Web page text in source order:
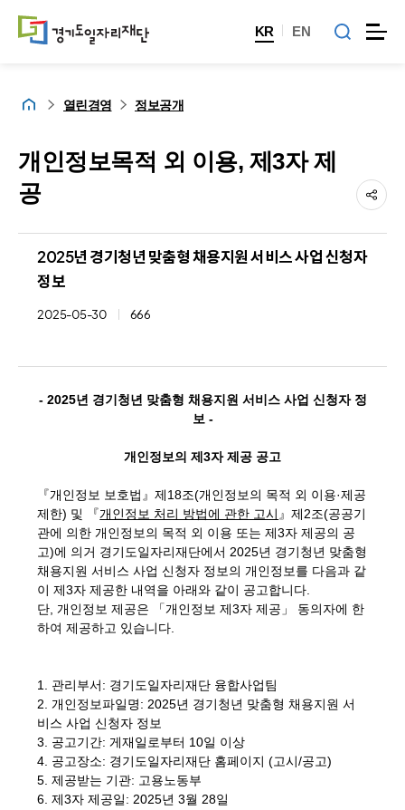
KR EN
홈 열린경영 정보공개
개인정보목적 외 이용, 제3자 제
공
2025년 경기청년 맞춤형 채용지원 서비스 사업 신청자
정보
2025-05-30 666
- 2025년 경기청년 맞춤형 채용지원 서비스 사업 신청자 정
보 -
개인정보의 제3자 제공 공고
『개인정보 보호법』제18조(개인정보의 목적 외 이용·제공
제한) 및 『 개인정보 처리 방법에 관한 고시 』제2조(공공기
관에 의한 개인정보의 목적 외 이용 또는 제3자 제공의 공
고)에 의거 경기도일자리재단에서 2025년 경기청년 맞춤형
채용지원 서비스 사업 신청자 정보의 개인정보를 다음과 같
이 제3자 제공한 내역을 아래와 같이 공고합니다.
단, 개인정보 제공은 「개인정보 제3자 제공」 동의자에 한
하여 제공하고 있습니다.
1. 관리부서: 경기도일자리재단 융합사업팀
2. 개인정보파일명: 2025년 경기청년 맞춤형 채용지원 서
비스 사업 신청자 정보
3. 공고기간: 게재일로부터 10일 이상
4. 공고장소: 경기도일자리재단 홈페이지 (고시/공고)
5. 제공받는 기관: 고용노동부
6. 제3자 제공일: 2025년 3월 28일